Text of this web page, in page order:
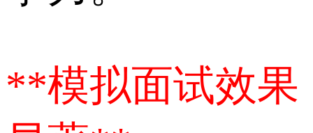
**模拟面试效果